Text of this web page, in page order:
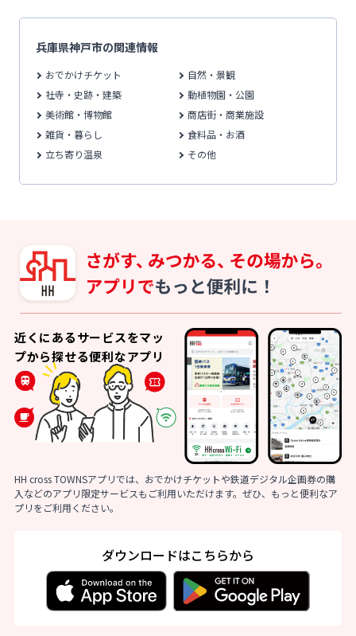
兵庫県神戸市の関連情報
おでかけチケット
自然・景観
社寺・史跡・建築
動植物園・公園
美術館・博物館
商店街・商業施設
雑貨・暮らし
食料品・お酒
立ち寄り温泉
その他
近くにあるサービスをマッ
プから探せる便利なアプリ
HH cross TOWNSアプリでは、おでかけチケットや鉄道デジタル企画券の購
入などのアプリ限定サービスもご利用いただけます。ぜひ、もっと便利なア
プリをご利用ください。
ダウンロードはこちらから